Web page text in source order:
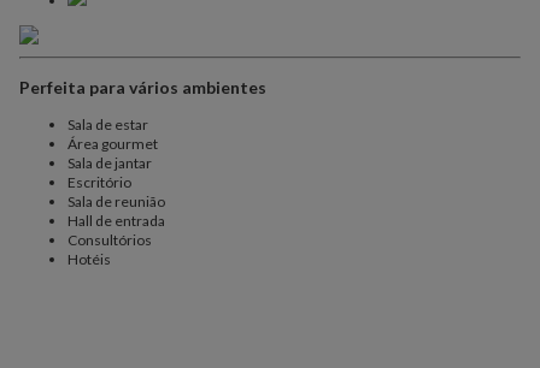
Perfeita para vários ambientes
Sala de estar
Área gourmet
Sala de jantar
Escritório
Sala de reunião
Hall de entrada
Consultórios
Hotéis